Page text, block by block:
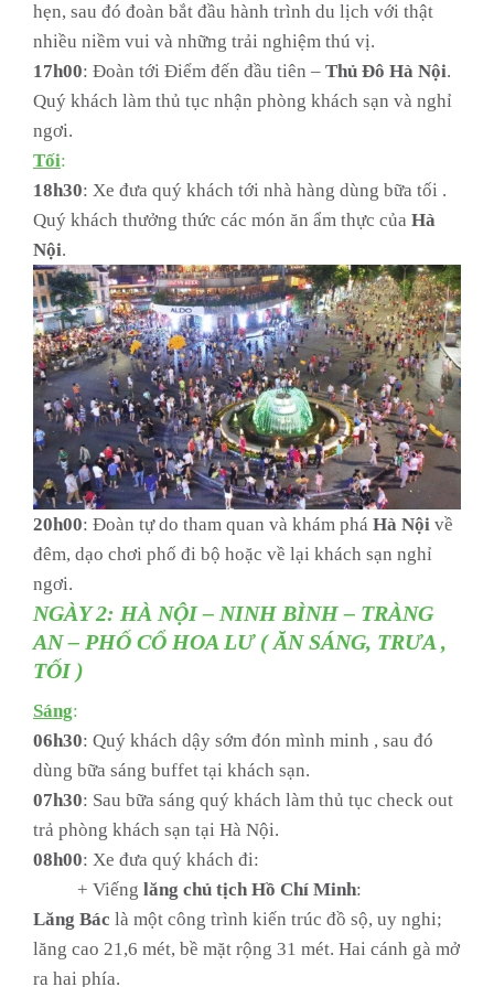
hẹn, sau đó đoàn bắt đầu hành trình du lịch với thật
nhiều niềm vui và những trải nghiệm thú vị.
17h00: Đoàn tới Điểm đến đầu tiên – Thủ Đô Hà Nội.
Quý khách làm thủ tục nhận phòng khách sạn và nghỉ
ngơi.
Tối:
18h30: Xe đưa quý khách tới nhà hàng dùng bữa tối .
Quý khách thưởng thức các món ăn ẩm thực của Hà
Nội.
20h00: Đoàn tự do tham quan và khám phá Hà Nội về
đêm, dạo chơi phố đi bộ hoặc về lại khách sạn nghỉ
ngơi.
NGÀY 2: HÀ NỘI – NINH BÌNH – TRÀNG
AN – PHỐ CỔ HOA LƯ ( ĂN SÁNG, TRƯA ,
TỐI )
Sáng:
06h30: Quý khách dậy sớm đón mình minh , sau đó
dùng bữa sáng buffet tại khách sạn.
07h30: Sau bữa sáng quý khách làm thủ tục check out
trả phòng khách sạn tại Hà Nội.
08h00: Xe đưa quý khách đi:
+ Viếng lăng chủ tịch Hồ Chí Minh:
Lăng Bác là một công trình kiến trúc đồ sộ, uy nghi;
lăng cao 21,6 mét, bề mặt rộng 31 mét. Hai cánh gà mở
ra hai phía.